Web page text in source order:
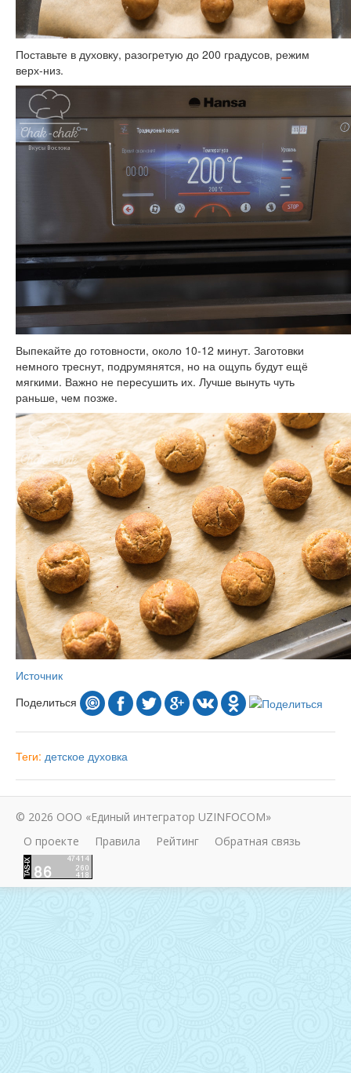
Поставьте в духовку, разогретую до 200 градусов, режим
верх-низ.
Выпекайте до готовности, около 10-12 минут. Заготовки
немного треснут, подрумянятся, но на ощупь будут ещё
мягкими. Важно не пересушить их. Лучше вынуть чуть
раньше, чем позже.
Источник
Поделиться
Теги: детское духовка
© 2026 ООО «Единый интегратор UZINFOCOM»
О проекте
Правила Рейтинг Обратная связь